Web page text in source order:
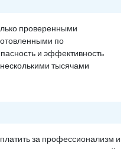
проверенными
по
и эффективность
тысячами
за профессионализм и